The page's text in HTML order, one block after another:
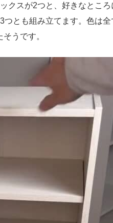
クスが2つと、好きなところ
とも組み立てます。色は
うです。